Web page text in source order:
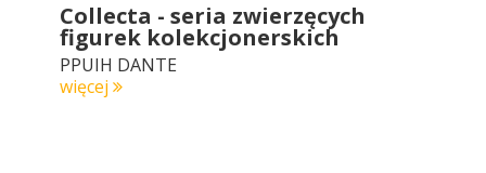
Collecta - seria zwierzęcych
figurek kolekcjonerskich
PPUIH DANTE
więcej